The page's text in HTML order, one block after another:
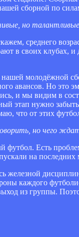
сборной по
но
среднего
в своих клубах,
молодёжной
авансов. Но это
и мы видим в
этап нужно
что от этих
но чего
Есть
на
железной
каждого
из группы.